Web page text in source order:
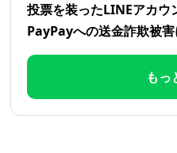
投票を装ったLINEアカウ
PayPayへの送金詐欺被
もっ